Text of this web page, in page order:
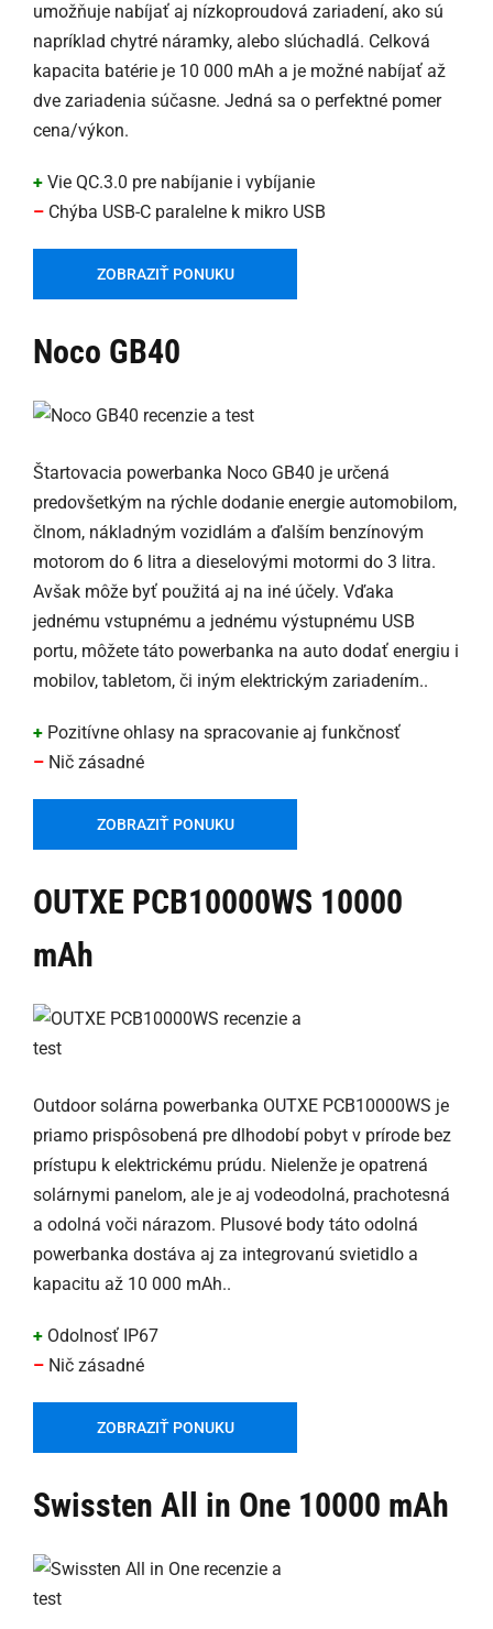
umožňuje nabíjať aj nízkoproudová zariadení, ako sú
napríklad chytré náramky, alebo slúchadlá. Celková
kapacita batérie je 10 000 mAh a je možné nabíjať až
dve zariadenia súčasne. Jedná sa o perfektné pomer
cena/výkon.
+ Vie QC.3.0 pre nabíjanie i vybíjanie
– Chýba USB-C paralelne k mikro USB
ZOBRAZIŤ PONUKU
Noco GB40
Štartovacia powerbanka Noco GB40 je určená
predovšetkým na rýchle dodanie energie automobilom,
člnom, nákladným vozidlám a ďalším benzínovým
motorom do 6 litra a dieselovými motormi do 3 litra.
Avšak môže byť použitá aj na iné účely. Vďaka
jednému vstupnému a jednému výstupnému USB
portu, môžete táto powerbanka na auto dodať energiu i
mobilov, tabletom, či iným elektrickým zariadením..
+ Pozitívne ohlasy na spracovanie aj funkčnosť
– Nič zásadné
ZOBRAZIŤ PONUKU
OUTXE PCB10000WS 10000
mAh
Outdoor solárna powerbanka OUTXE PCB10000WS je
priamo prispôsobená pre dlhodobí pobyt v prírode bez
prístupu k elektrickému prúdu. Nielenže je opatrená
solárnymi panelom, ale je aj vodeodolná, prachotesná
a odolná voči nárazom. Plusové body táto odolná
powerbanka dostáva aj za integrovanú svietidlo a
kapacitu až 10 000 mAh..
+ Odolnosť IP67
– Nič zásadné
ZOBRAZIŤ PONUKU
Swissten All in One 10000 mAh